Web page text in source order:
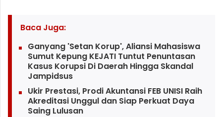
Baca Juga:
Ganyang 'Setan Korup', Aliansi Mahasiswa
Sumut Kepung KEJATI Tuntut Penuntasan
Kasus Korupsi Di Daerah Hingga Skandal
Jampidsus
Ukir Prestasi, Prodi Akuntansi FEB UNISI Raih
Akreditasi Unggul dan Siap Perkuat Daya
Saing Lulusan